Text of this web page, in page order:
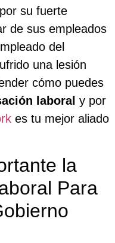
su fuerte
de sus empleados
del
una lesión
cómo puedes
laboral y por
es tu mejor aliado
la
Para